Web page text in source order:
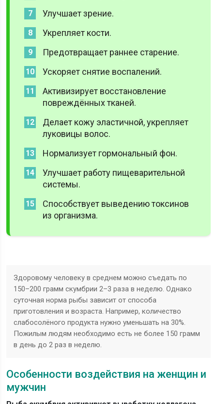
Улучшает зрение.
Укрепляет кости.
Предотвращает раннее старение.
Ускоряет снятие воспалений.
Активизирует восстановление
повреждённых тканей.
Делает кожу эластичной, укрепляет
луковицы волос.
Нормализует гормональный фон.
Улучшает работу пищеварительной
системы.
Способствует выведению токсинов
из организма.
Здоровому человеку в среднем можно съедать по
150–200 грамм скумбрии 2–3 раза в неделю. Однако
суточная норма рыбы зависит от способа
приготовления и возраста. Например, количество
слабосолёного продукта нужно уменьшать на 30%.
Пожилым людям необходимо есть не более 150 грамм
в день до 2 раз в неделю.
Особенности воздействия на женщин и
мужчин